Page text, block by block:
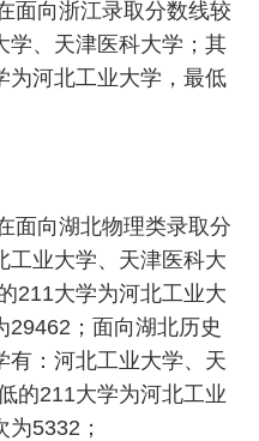
面向浙江录取分数线较
学、天津医科大学；其
为河北工业大学，最低
面向湖北物理类录取分
工业大学、天津医科大
211大学为河北工业大
29462；面向湖北历史
有：河北工业大学、天
的211大学为河北工业
5332；